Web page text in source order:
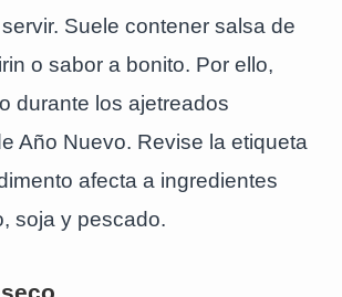
Suele contener salsa de
o sabor a bonito. Por ello,
durante los ajetreados
Año Nuevo. Revise la etiqueta
afecta a ingredientes
soja y pescado.